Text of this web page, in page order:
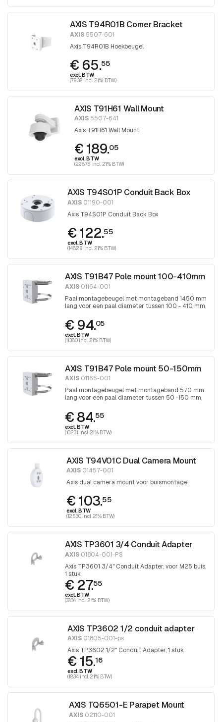
AXIS T94R01B Corner Bracket
AXIS5507-601
Axis T94R01B Hoekbeugel
€ 65.55
excl. BTW
(79.32 incl. 21% BTW)
AXIS T91H61 Wall Mount
AXIS 5507-641
Axis T91H61 Wall Mount
€ 189.05
excl. BTW
(228.75 incl. 21% BTW)
AXIS T94S01P Conduit Back Box
AXIS 01190-001
Axis T94S01P Conduit Back Box
€ 122.55
excl. BTW
(148.29 incl. 21% BTW)
AXIS T91B47 Pole mount 100-410mm
AXIS 01164-001
Paal montagebeugel met montageband 1450 mm
lang voor een paal diameter tussen 100 - 410 mm,
schroevendraaier
€ 94.05
excl. BTW
(113.80 incl. 21% BTW)
AXIS T91B47 Pole mount 50-150mm
AXIS 01165-001
Paal montagebeugel met montageband 570 mm
lang voor een paal diameter tussen 50 -150 mm,
schroevendraaier
€ 84.55
excl. BTW
(102.31 incl. 21% BTW)
AXIS T94V01C Dual Camera Mount
AXIS01457-001
Axis dual camera mount voor buismontage.
€ 103.55
excl. BTW
(125.30 incl. 21% BTW)
AXIS TP3601 3/4 Conduit Adapter
AXIS 01804-001-PS
Axis TP3601 3/4" Conduit Adapter, voor M25 buis,
1 stuk
€ 27.55
excl. BTW
(33.34 incl. 21% BTW)
AXIS TP3602 1/2 conduit adapter
AXIS 01805-001-ps
Axis TP3602 1/2" Conduit Adapter, 1 stuk
€ 15.16
excl. BTW
(18.34 incl. 21% BTW)
AXIS TQ6501-E Parapet Mount
AXIS02110-001